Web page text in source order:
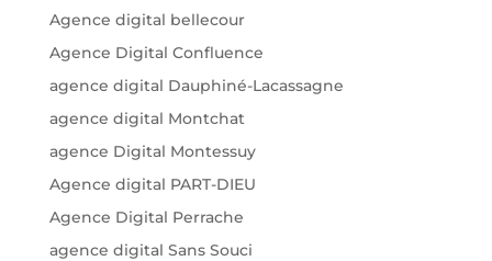
Agence digital bellecour
Agence Digital Confluence
agence digital Dauphiné-Lacassagne
agence digital Montchat
agence Digital Montessuy
Agence digital PART-DIEU
Agence Digital Perrache
agence digital Sans Souci